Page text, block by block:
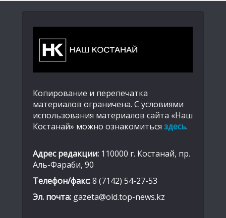
Копирование и перепечатка
материалов ограничена. С условиями
использования материалов сайта «Наш
Костанай» можно ознакомиться здесь.
Адрес редакции: 110000 г. Костанай, пр.
Аль-Фараби, 90
Телефон/факс:8 (7142) 54-27-53
Эл. почта: gazeta@old.top-news.kz